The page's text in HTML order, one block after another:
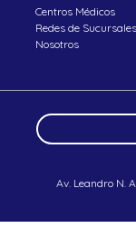
Centros Médicos
Redes de Sucursales
Nosotros
Av. Leandro N.